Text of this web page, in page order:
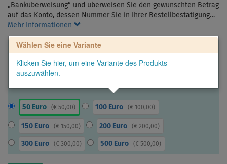
„Banküberweisung“ und überweisen Sie den gewünschten Betrag
auf das Konto, dessen Nummer Sie in Ihrer Bestellbestätigung…
Mehr Informationen
Wählen Sie eine Variante
Klicken Sie hier, um eine Variante des Produkts
auszuwählen.
50 Euro ( € 50,00) 100 Euro (€ 100,00)
150 Euro ( € 150,00) 200 Euro (€ 200,00)
300 Euro ( € 300,00) 500 Euro (€ 500,00)